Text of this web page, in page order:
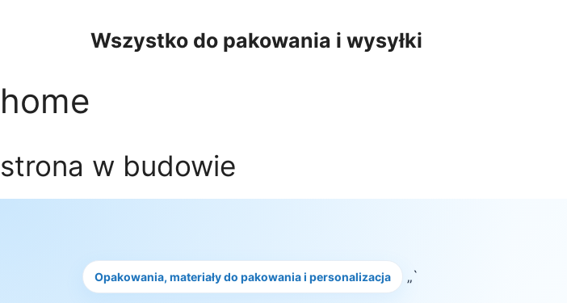
Wszystko do pakowania i wysyłki
home
strona w budowie
Opakowania, materiały do pakowania i personalizacja „`